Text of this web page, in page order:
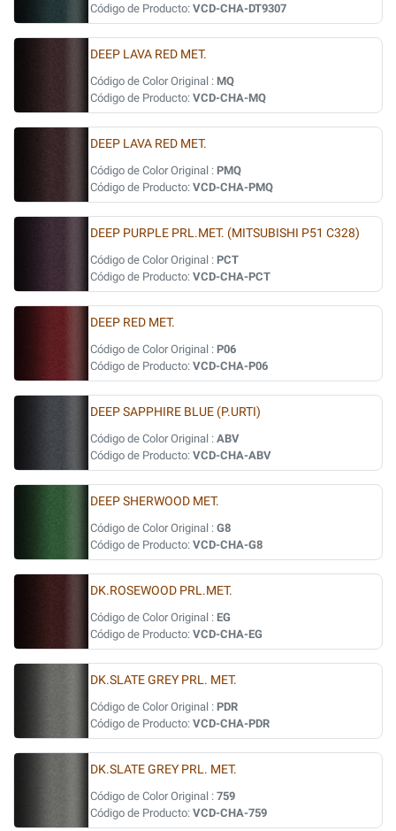
Código de Producto: VCD-CHA-DT9307
DEEP LAVA RED MET.
Código de Color Original : MQ
Código de Producto: VCD-CHA-MQ
DEEP LAVA RED MET.
Código de Color Original : PMQ
Código de Producto: VCD-CHA-PMQ
DEEP PURPLE PRL.MET. (MITSUBISHI P51 C328)
Código de Color Original : PCT
Código de Producto: VCD-CHA-PCT
DEEP RED MET.
Código de Color Original : P06
Código de Producto: VCD-CHA-P06
DEEP SAPPHIRE BLUE (P.URTI)
Código de Color Original : ABV
Código de Producto: VCD-CHA-ABV
DEEP SHERWOOD MET.
Código de Color Original : G8
Código de Producto: VCD-CHA-G8
DK.ROSEWOOD PRL.MET.
Código de Color Original : EG
Código de Producto: VCD-CHA-EG
DK.SLATE GREY PRL. MET.
Código de Color Original : PDR
Código de Producto: VCD-CHA-PDR
DK.SLATE GREY PRL. MET.
Código de Color Original : 759
Código de Producto: VCD-CHA-759